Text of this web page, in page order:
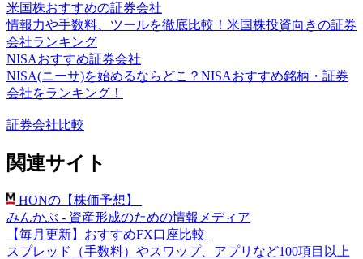
米国株おすすめの証券会社
情報力や手数料、ツールを徹底比較！米国株投資向きの証券
会社ランキング
NISAおすすめ証券会社
NISA(ニーサ)を始めるならどこ？NISAおすすめ銘柄・証券
会社をランキング！
証券会社比較
関連サイト
HONの【株価予想】
みんかぶ - 資産形成のための情報メディア
【毎月更新】おすすめFX口座比較
スプレッド（手数料）やスワップ、アプリなど100項目以上